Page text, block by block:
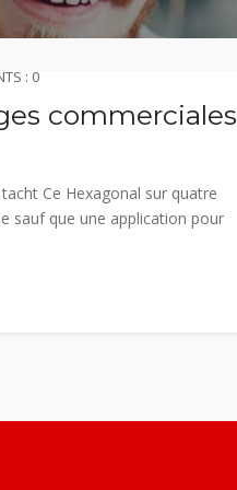
: 0
commerciales
Ce Hexagonal sur quatre
sauf que une application pour